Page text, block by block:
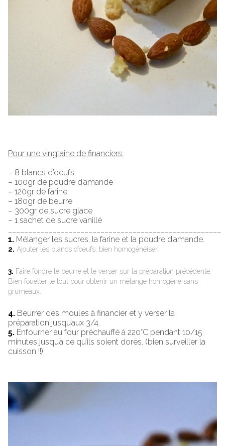
Pour une vingtaine de financiers:
– 8 blancs d’oeufs
– 100gr de poudre d’amande
– 120gr de farine
– 180gr de beurre
– 300gr de sucre glace
– 1 sachet de sucre vanillé
1. Mélanger les sucres, la farine et la poudre d’amande.
2. Ajouter les blancs d’oeufs, bien homogénéiser.
3. Faire fondre le beurre et le verser sur la préparation précédente.
Bien fouetter le tout pour obtenir un mélange homogène sans
grumeaux.
4. Beurrer des moules à financier et y verser la
préparation jusqu’aux 3/4.
5. Enfourner au four préchauffé à 220°C pendant 10/15
minutes jusqu’à ce qu’ils soient dorés. (bien surveiller la
cuisson !!)